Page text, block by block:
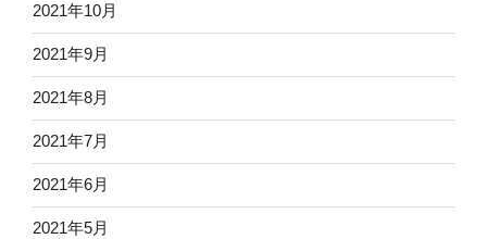
2021年10月
2021年9月
2021年8月
2021年7月
2021年6月
2021年5月